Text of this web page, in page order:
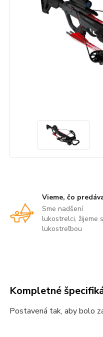
Vieme, čo
Sme nadšení
lukostrelci, žijeme s
lukostreľbou
Kompletné
Postavená tak, aby bolo